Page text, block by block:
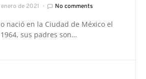
de 2021 No comments
nació en la Ciudad de México el
sus padres son…